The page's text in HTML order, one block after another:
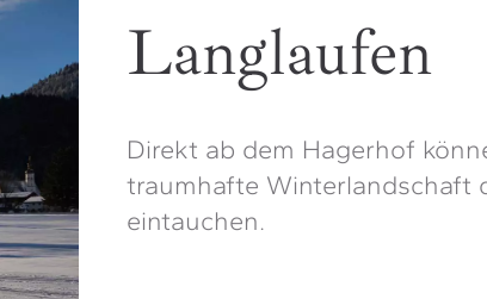
Langlaufen
Direkt ab dem Hagerhof
traumhafte Winterlandschaft
eintauchen.